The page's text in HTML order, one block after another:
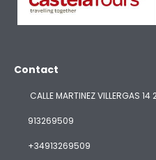
Contact
CALLE MARTINEZ VILLERGAS
913269509
+34913269509